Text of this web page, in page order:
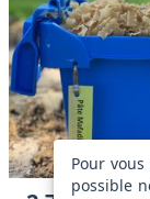
Pour
possible